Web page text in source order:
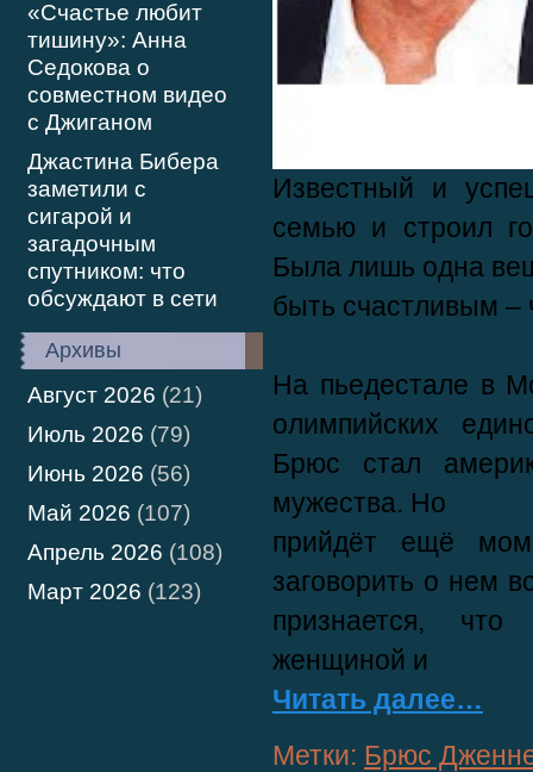
«Счастье любит
тишину»: Анна
Седокова о
совместном видео
с Джиганом
Джастина Бибера
заметили с
сигарой и
загадочным
спутником: что
обсуждают в сети
Архивы
Август 2026 (21)
Июль 2026 (79)
Июнь 2026 (56)
Май 2026 (107)
Апрель 2026 (108)
Март 2026 (123)
Известный и
семью и строил
Была лишь одна
быть счастливым –
На пьедестале в
олимпийских
Брюс стал
мужества. Но
прийдёт ещё
заговорить о нем
признается, что
женщиной и
Читать далее…
Метки: Брюс